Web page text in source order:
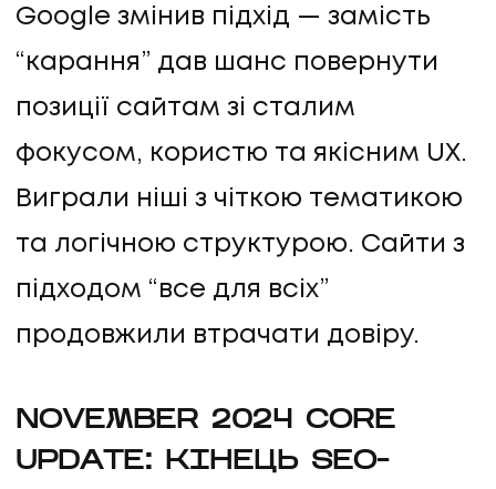
Google змінив підхід — замість
“карання” дав шанс повернути
позиції сайтам зі сталим
фокусом, користю та якісним UX.
Виграли ніші з чіткою тематикою
та логічною структурою. Сайти з
підходом “все для всіх”
продовжили втрачати довіру.
NOVEMBER 2024 CORE
UPDATE: КІНЕЦЬ SEO-
КЛІЄНТИ
КЛІЄНТИ
КОНТАКТИ